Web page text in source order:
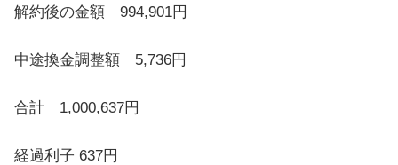
解約後の金額 994,901円
中途換金調整額 5,736円
合計 1,000,637円
経過利子 637円